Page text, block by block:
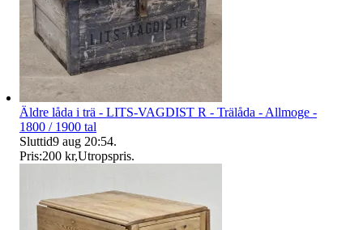
Äldre låda i trä - LITS-VAGDIST R - Trälåda - Allmoge -
1800 / 1900 tal
Sluttid9 aug 20:54.
Pris:200 kr,Utropspris.